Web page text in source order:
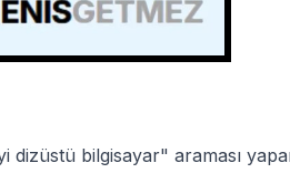
dizüstü bilgisayar" araması